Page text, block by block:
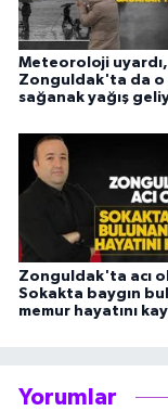
Meteoroloji uyardı,
Zonguldak'ta da o
sağanak yağış
Zonguldak'ta acı
Sokakta baygın
memur hayatını
Yorumlar